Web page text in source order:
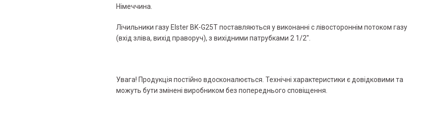
Німеччина.
Лічильники газу Elster BK-G25T поставляються у виконанні c лівостороннім потоком газу
(вхід зліва, вихід праворуч), з вихідними патрубками 2 1/2".
Увага! Продукція постійно вдосконалюється. Технічні характеристики є довідковими та
можуть бути змінені виробником без попереднього сповіщення.